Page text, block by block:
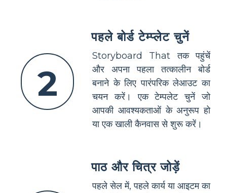
2
पहले बोर्ड टेम्प्लेट चुनें
Storyboard That तक पहुंचें
और अपना पहला तत्कालीन बोर्ड
बनाने के लिए पारंपरिक लेआउट का
चयन करें। एक टेम्पलेट चुनें जो
आपकी आवश्यकताओं के अनुरूप हो
या एक खाली कैनवास से शुरू करें।
पाठ और चित्र जोड़ें
पहले सेल में, पहले कार्य या आइटम का